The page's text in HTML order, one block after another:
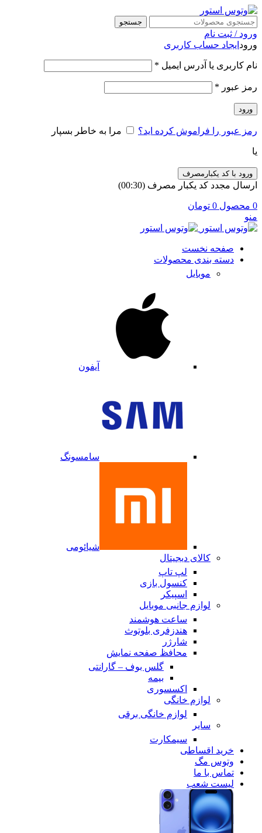
جستجو
ورود / ثبت نام
ورود ایجاد حساب کاربری
نام کاربری یا آدرس ایمیل *
رمز عبور *
ورود
رمز عبور را فراموش کرده اید؟ مرا به خاطر بسپار
یا
ورود با کد یکبارمصرف
ارسال مجدد کد یکبار مصرف (00:
30
)
0 محصول 0 تومان
منو
صفحه نخست
دسته بندی محصولات
موبایل
آیفون
سامسونگ
شیائومی
کالای دیجیتال
لپ تاپ
کنسول بازی
اسپیکر
لوازم جانبی موبایل
ساعت هوشمند
هندزفری بلوتوث
شارژر
محافظ صفحه نمایش
گلس بوف – گارانتی
بیمه
اکسسوری
لوازم خانگی
لوازم خانگی برقی
سایر
سیمکارت
خرید اقساطی
وتوس مگ
تماس با ما
لیست شعب